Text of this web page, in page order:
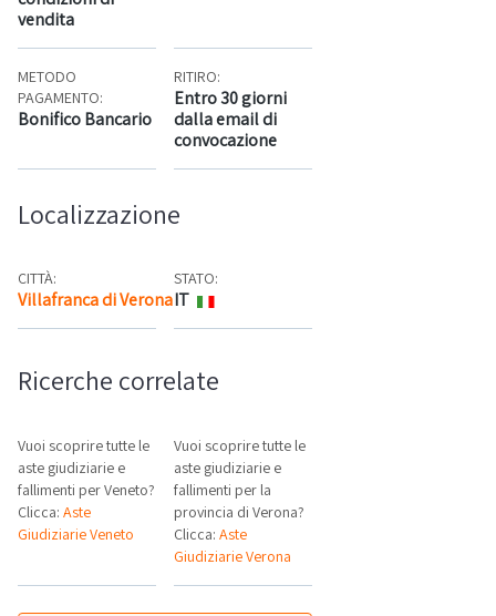
vendita
METODO
PAGAMENTO:
Bonifico Bancario
RITIRO:
Entro 30 giorni
dalla email di
convocazione
Localizzazione
CITTÀ:
Villafranca di Verona Mappa
STATO:
IT
Ricerche correlate
Vuoi scoprire tutte le
aste giudiziarie e
fallimenti per Veneto?
Clicca: Aste
Giudiziarie Veneto
Vuoi scoprire tutte le
aste giudiziarie e
fallimenti per la
provincia di Verona?
Clicca:Aste
Giudiziarie Verona